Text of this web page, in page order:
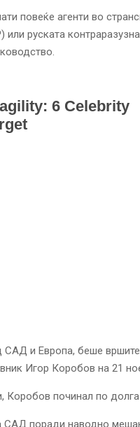
повеќе агенти во
руската
САД и Европа, беше
Игор Коробов на 21
Коробов починал по
САД поради наводно